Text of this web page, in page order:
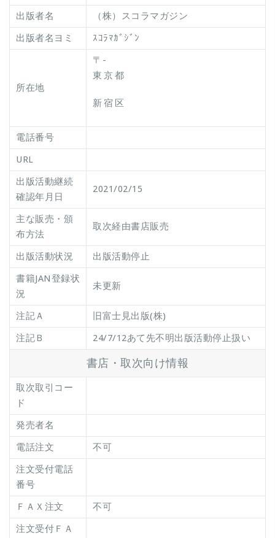
出版者名
（株）スコラマガジン
出版者名ヨミ
ｽｺﾗﾏｶﾞｼﾞﾝ
所在地
〒-
東京都
新宿区
電話番号
URL
出版活動継続
確認年月日
2021/02/15
主な販売・頒
布方法
取次経由書店販売
出版活動状況
出版活動停止
書籍JAN登録状
況
未更新
注記Ａ
旧富士見出版(株)
注記Ｂ
24/7/12あて先不明出版活動停止扱い
書店・取次向け情報
取次取引コー
ド
発売者名
電話注文
不可
注文受付電話
番号
ＦＡＸ注文
不可
注文受付ＦＡ